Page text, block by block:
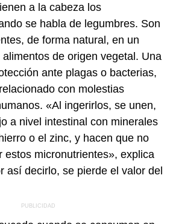
a la cabeza los
se habla de legumbres. Son
de forma natural, en un
de origen vegetal. Una
ante plagas o bacterias,
con molestias
«Al ingerirlos, se unen,
a nivel intestinal con minerales
o el zinc, y hacen que no
estos micronutrientes», explica
así decirlo, se pierde el valor del